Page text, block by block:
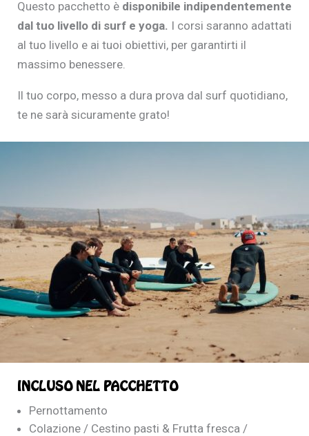
Questo pacchetto è disponibile indipendentemente
dal tuo livello di surf e yoga. I corsi saranno adattati
al tuo livello e ai tuoi obiettivi, per garantirti il
massimo benessere.
Il tuo corpo, messo a dura prova dal surf quotidiano,
te ne sarà sicuramente grato!
INCLUSO NEL PACCHETTO
Pernottamento
Colazione / Cestino pasti & Frutta fresca /